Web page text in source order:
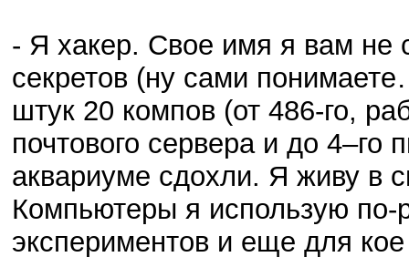
- Я хакер. Свое имя я вам не
секретов (ну сами
штук 20 компов (от 486-го,
почтового сервера и до
аквариуме сдохли. Я живу в
Компьютеры я использую
экспериментов и еще для